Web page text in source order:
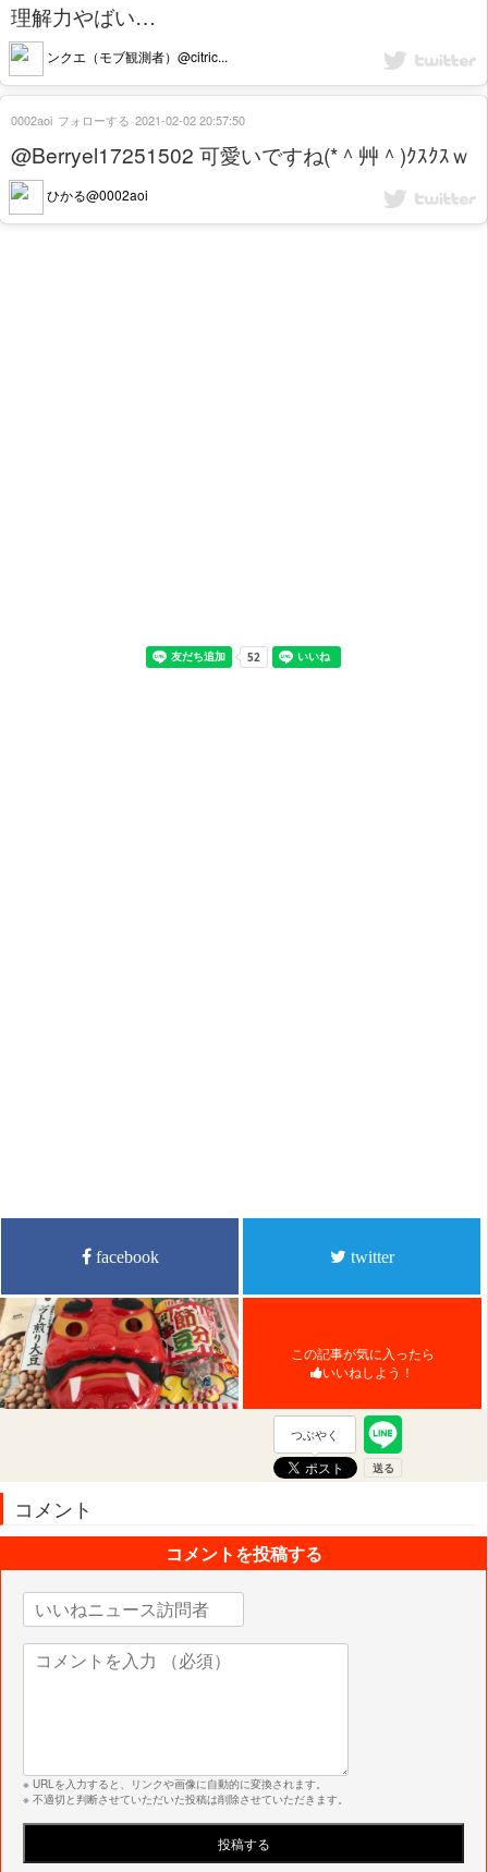
理解力やばい…
ンクエ（モブ観測者）@citric...
@Berryel17251502 可愛いですね(*＾艸＾)ｸｽｸｽｗ
ひかる@0002aoi
0002aoi フォローする 2021-02-02 20:57:50
facebook twitter
この記事が気に入ったら
いいねしよう！
つぶやく
コメント
コメントを投稿する
※ URLを入力すると、リンクや画像に自動的に変換されます。
※ 不適切と判断させていただいた投稿は削除させていただきます。